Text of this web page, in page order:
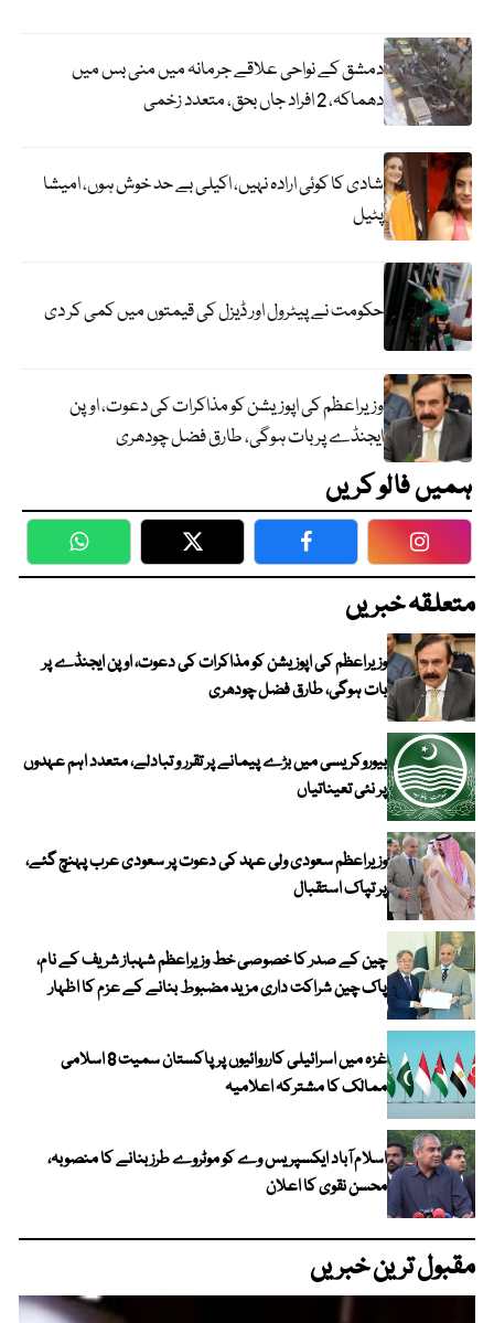
دمشق کے نواحی علاقے جرمانہ میں منی بس میں
دھماکہ، 2 افراد جاں بحق، متعدد زخمی
شادی کا کوئی ارادہ نہیں، اکیلی بے حد خوش ہوں، امیشا
پٹیل
حکومت نے پیٹرول اور ڈیزل کی قیمتوں میں کمی کر دی
وزیراعظم کی اپوزیشن کو مذاکرات کی دعوت، اوپن
ایجنڈے پر بات ہوگی، طارق فضل چودھری
ہمیں فالو کریں
WhatsApp Twitter Facebook
متعلقہ خبریں
وزیراعظم کی اپوزیشن کو مذاکرات کی دعوت، اوپن ایجنڈے پر
بات ہوگی، طارق فضل چودھری
بیوروکریسی میں بڑے پیمانے پر تقرر و تبادلے، متعدد اہم عہدوں
پر نئی تعیناتیاں
وزیراعظم سعودی ولی عہد کی دعوت پر سعودی عرب پہنچ گئے،
پر تپاک استقبال
چین کے صدر کا خصوصی خط وزیراعظم شہباز شریف کے نام،
پاک چین شراکت داری مزید مضبوط بنانے کے عزم کا اظہار
غزہ میں اسرائیلی کارروائیوں پر پاکستان سمیت 8 اسلامی
ممالک کا مشترکہ اعلامیہ
اسلام آباد ایکسپریس وے کو موٹروے طرز بنانے کا منصوبہ،
محسن نقوی کا اعلان
مقبول ترین خبریں